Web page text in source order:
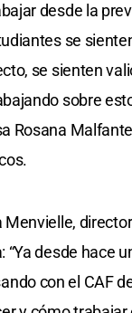
desde la
se
se sienten
sobre
Rosana
Menvielle,
“Ya desde hace
con el CAF